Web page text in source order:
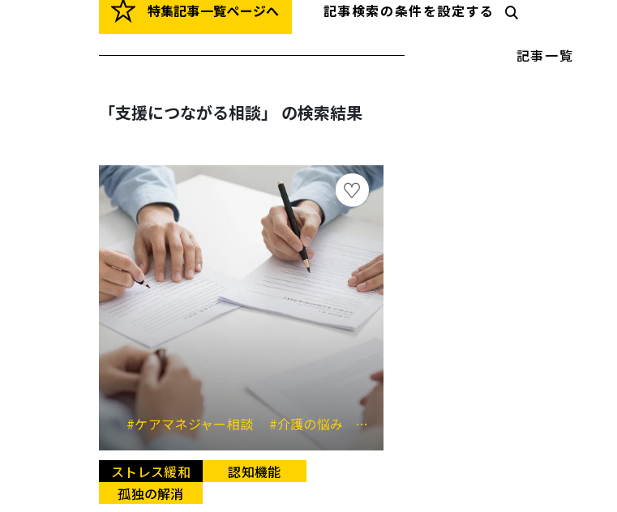
特集記事一覧ページへ 記事検索の条件を設定する
記事一覧
「支援につながる相談」 の検索結果
#ケアマネジャー相談 #介護の悩み #支援につながる相談
ストレス緩和
認知機能
孤独の解消